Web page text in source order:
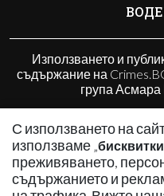
С използването на
използваме „бисквитки
преживяването,
съдържанието и
Използването и
съдържание на
група
© 2010 - 2026 |